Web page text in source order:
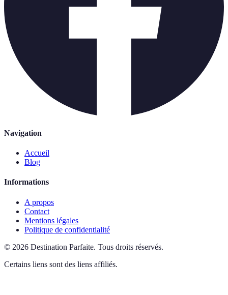
Navigation
Accueil
Blog
Informations
A propos
Contact
Mentions légales
Politique de confidentialité
© 2026 Destination Parfaite. Tous droits réservés.
Certains liens sont des liens affiliés.